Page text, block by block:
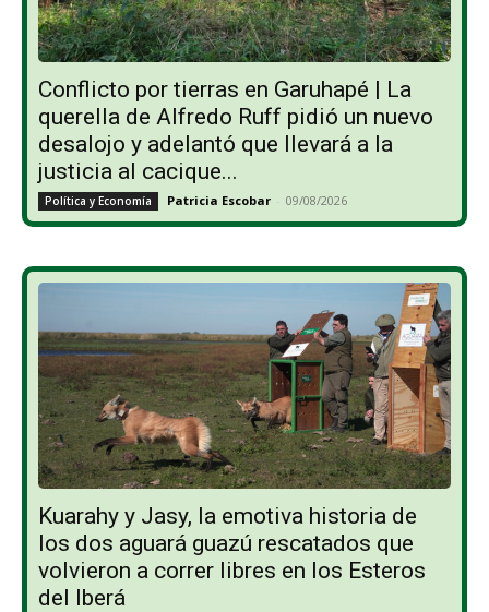
Conflicto por tierras en Garuhapé | La
querella de Alfredo Ruff pidió un nuevo
desalojo y adelantó que llevará a la
justicia al cacique...
Política y Economía Patricia Escobar - 09/08/2026
Kuarahy y Jasy, la emotiva historia de
los dos aguará guazú rescatados que
volvieron a correr libres en los Esteros
del Iberá